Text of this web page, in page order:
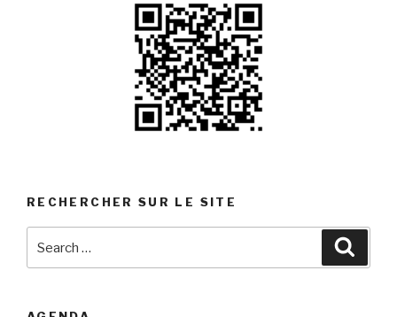
RECHERCHER SUR LE SITE
for: